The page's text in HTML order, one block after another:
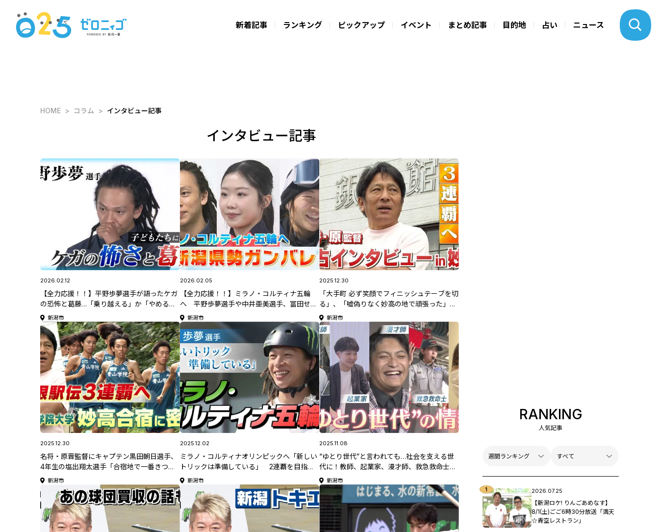
新着記事 ランキング ピックアップ イベント まとめ記事 目的地 占い ニュース
HOME コラム インタビュー記事
インタビュー記事
2026.02.12
【全力応援！！】平野歩夢選手が語ったケガ
の恐怖と葛藤…「乗り越える」か「やめる
か」子どもの質問に回答！ケガ明けぶっつけ
本番の五輪！予選7位通過で決勝へ【スノー
ボード男子ハーフパイプ】
新潟市
2026.02.05
【全力応援！！】ミラノ・コルティナ五輪
へ 平野歩夢選手や中井亜美選手、冨田せな
選手ら期待の新潟県勢ガンバレ！！
新潟市
2025.12.30
「大手町 必ず笑顔でフィニッシュテーブを切
る」、「嘘偽りなく妙高の地で頑張った」箱
根駅伝3連覇へ 名将・原晋監督独占インタ
ビュー 新潟・妙高の合宿地で
新潟市
2025.12.30
名将・原晋監督にキャプテン黒田朝日選手、
4年生の塩出翔太選手「合宿地で一番きつい
コース」箱根駅伝3連覇ねらう青山学院大
学 新潟・妙高合宿に密着《新潟》
新潟市
2025.12.02
ミラノ・コルティナオリンピックへ「新しい
トリックは準備している」 2連覇を目指す
村上市出身の平野歩夢選手
新潟市
2025.11.08
“ゆとり世代”と言われても…社会を支える世
代に！教師、起業家、漫才師、救急救命士、
看護師…仕事のやりがい、そして、ゆとり世
代だからこそ伝えたい思いとは？胸に宿る情
熱に迫る
新潟市
RANKING
人気記事
2026.07.25
【新潟ロケ! りんごあめなす】
8/1(土)ごご6時30分放送「満天
☆青空レストラン」